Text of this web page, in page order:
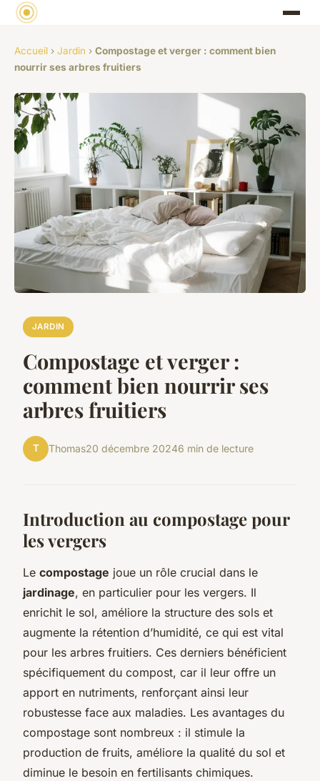
Accueil › Jardin › Compostage et verger : comment bien
nourrir ses arbres fruitiers
JARDIN
Compostage et verger :
comment bien nourrir ses
arbres fruitiers
T Thomas20 décembre 20246 min de lecture
Introduction au compostage pour
les vergers
Le compostage joue un rôle crucial dans le
jardinage, en particulier pour les vergers. Il
enrichit le sol, améliore la structure des sols et
augmente la rétention d’humidité, ce qui est vital
pour les arbres fruitiers. Ces derniers bénéficient
spécifiquement du compost, car il leur offre un
apport en nutriments, renforçant ainsi leur
robustesse face aux maladies. Les avantages du
compostage sont nombreux : il stimule la
production de fruits, améliore la qualité du sol et
diminue le besoin en fertilisants chimiques.